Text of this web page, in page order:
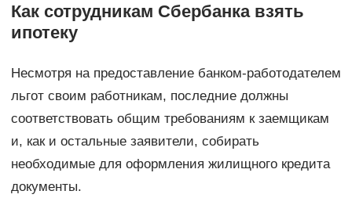
Как сотрудникам Сбербанка взять
ипотеку
Несмотря на предоставление банком-работодателем
льгот своим работникам, последние должны
соответствовать общим требованиям к заемщикам
и, как и остальные заявители, собирать
необходимые для оформления жилищного кредита
документы.